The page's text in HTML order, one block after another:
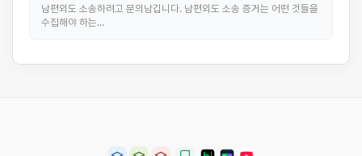
남편외도 소송하려고 문의남깁니다. 남편외도 소송 증거는 어떤 것들을
수집해야 하는…